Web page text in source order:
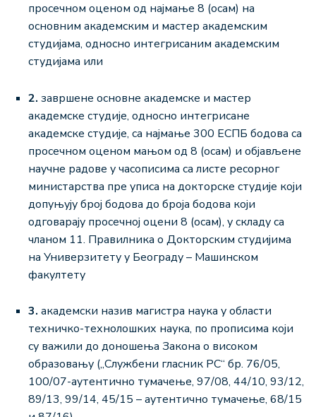
просечном оценом од најмање 8 (осам) на
основним академским и мастер академским
студијама, односно интегрисаним академским
студијама или
2. завршене основне академске и мастер
академске студије, односно интегрисане
академске студије, са најмање 300 ЕСПБ бодова са
просечном оценом мањом од 8 (осам) и објављене
научне радове у часописима са листе ресорног
министарства пре уписа на докторске студије који
допуњују број бодова до броја бодова који
одговарају просечној оцени 8 (осам), у складу са
чланом 11. Правилника о Докторским студијима
на Универзитету у Београду – Машинском
факултету
3. академски назив магистра наука у области
техничко-технолошких наука, по прописима који
су важили до доношења Закона о високом
образовању („Службени гласник РС“ бр. 76/05,
100/07-аутентично тумачење, 97/08, 44/10, 93/12,
89/13, 99/14, 45/15 – аутентично тумачење, 68/15